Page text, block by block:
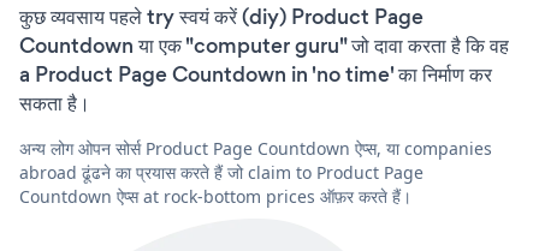
कुछ व्यवसाय पहले try स्वयं करें (diy) Product Page
Countdown या एक "computer guru" जो दावा करता है कि वह
a Product Page Countdown in 'no time' का निर्माण कर
सकता है।
अन्य लोग ओपन सोर्स Product Page Countdown ऐप्स, या companies
abroad ढूंढने का प्रयास करते हैं जो claim to Product Page
Countdown ऐप्स at rock-bottom prices ऑफ़र करते हैं।